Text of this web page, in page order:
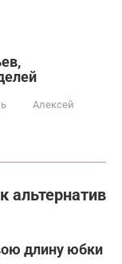
Алексей
альтернатив
длину юбки